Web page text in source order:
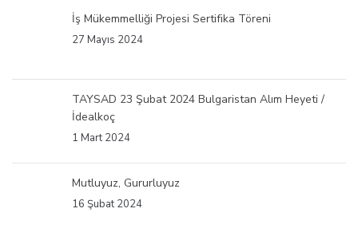
İş Mükemmelliği Projesi Sertifika Töreni
27 Mayıs 2024
TAYSAD 23 Şubat 2024 Bulgaristan Alım Heyeti /
İdealkoç
1 Mart 2024
Mutluyuz, Gururluyuz
16 Şubat 2024